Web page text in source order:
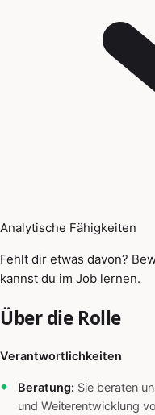
Analytische Fähigkeiten
Fehlt dir etwas davon?
kannst du im Job lernen.
Über die Rolle
Verantwortlichkeiten
Beratung: Sie beraten
und Weiterentwicklung